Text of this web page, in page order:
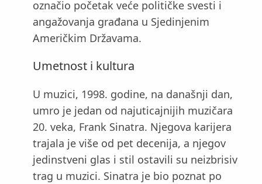
označio početak veće političke svesti i
angažovanja građana u Sjedinjenim
Američkim Državama.
Umetnost i kultura
U muzici, 1998. godine, na današnji dan,
umro je jedan od najuticajnijih muzičara
20. veka, Frank Sinatra. Njegova karijera
trajala je više od pet decenija, a njegov
jedinstveni glas i stil ostavili su neizbrisiv
trag u muzici. Sinatra je bio poznat po